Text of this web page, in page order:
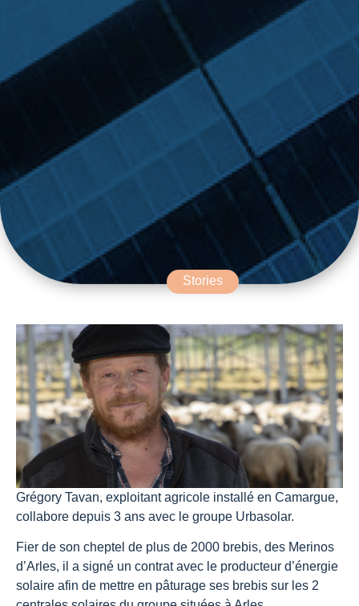
Stories
Grégory Tavan, exploitant agricole installé en Camargue,
collabore depuis 3 ans avec le groupe Urbasolar.
Fier de son cheptel de plus de 2000 brebis, des Merinos
d’Arles, il a signé un contrat avec le producteur d’énergie
solaire afin de mettre en pâturage ses brebis sur les 2